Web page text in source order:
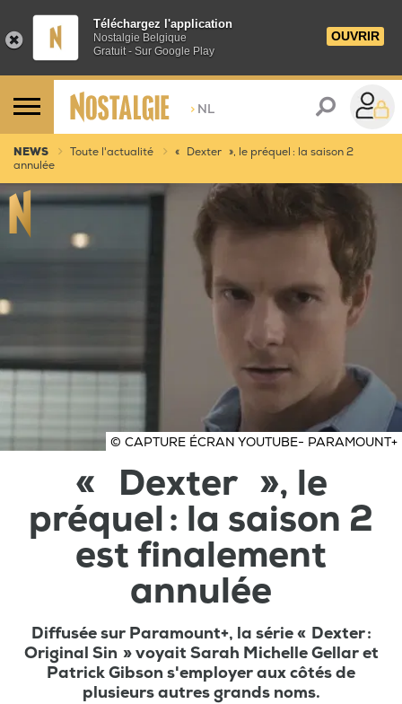
Téléchargez l'application
Nostalgie Belgique
Gratuit - Sur Google Play
OUVRIR
> NL
NEWS Toute l'actualité
« Dexter », le préquel : la saison 2
annulée
© CAPTURE ÉCRAN YOUTUBE- PARAMOUNT+
« Dexter », le
préquel : la saison 2
est finalement
annulée
Diffusée sur Paramount+, la série « Dexter :
Original Sin » voyait Sarah Michelle Gellar et
Patrick Gibson s'employer aux côtés de
plusieurs autres grands noms.